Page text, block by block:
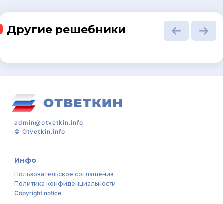
Другие решебники
admin@otvetkin.info
©Otvetkin.info
Инфо
Пользовательское соглашение
Политика конфиденциальности
Copyright notice